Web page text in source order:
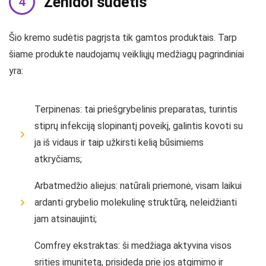
Šio kremo sudėtis pagrįsta tik gamtos produktais. Tarp
šiame produkte naudojamų veikliųjų medžiagų pagrindiniai
yra:
Terpinenas: tai priešgrybelinis preparatas, turintis
stiprų infekciją slopinantį poveikį, galintis kovoti su
ja iš vidaus ir taip užkirsti kelią būsimiems
atkryčiams;
Arbatmedžio aliejus: natūrali priemonė, visam laikui
ardanti grybelio molekulinę struktūrą, neleidžianti
jam atsinaujinti;
Comfrey ekstraktas: ši medžiaga aktyvina visos
srities imunitetą, prisideda prie jos atgimimo ir